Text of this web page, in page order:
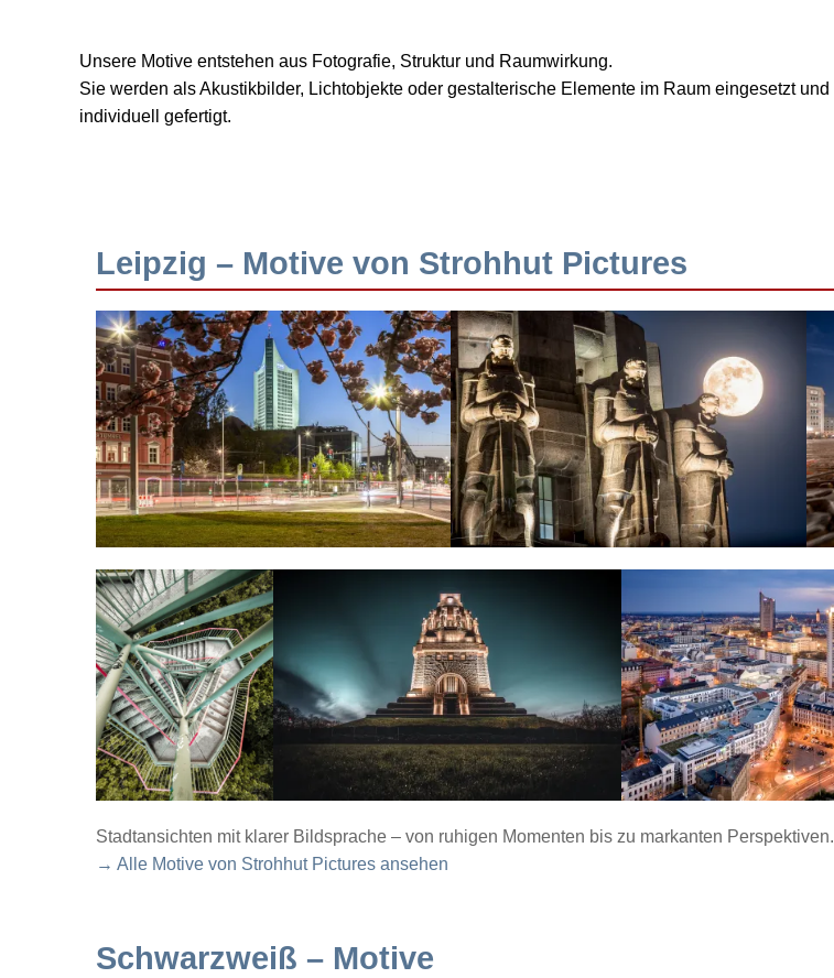
Unsere Motive entstehen aus Fotografie, Struktur und Raumwirkung.
Sie werden als Akustikbilder, Lichtobjekte oder gestalterische Elemente im Raum eingesetzt und
individuell gefertigt.
Leipzig – Motive von Strohhut Pictures
Stadtansichten mit klarer Bildsprache – von ruhigen Momenten bis zu markanten Perspektiven.
→ Alle Motive von Strohhut Pictures ansehen
Schwarzweiß – Motive